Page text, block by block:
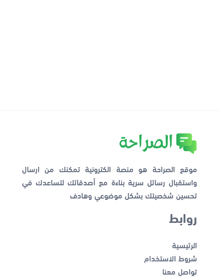
موقع الصراحة هو منصة الكترونية تمكنك من ارسال
واستقبال رسائل سرية بناءة مع أصدقائك لتساعدك في
تحسين شخصيتك بشكل موضوعي وهادف
روابط
الرئيسية
شروط الاستخدام
تواصل معنا